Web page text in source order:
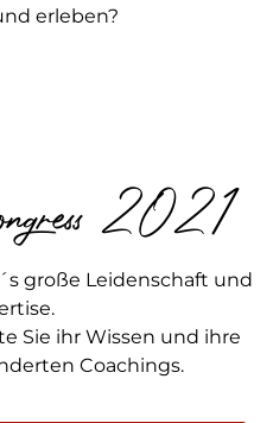
erleben?
2021
große Leidenschaft und
Sie ihr Wissen und ihre
Coachings.